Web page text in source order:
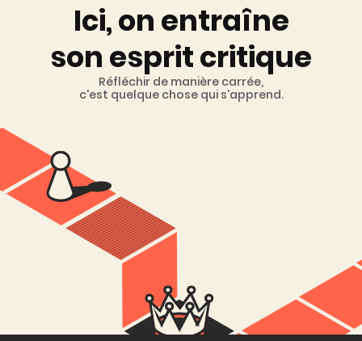
Ici, on entraîne
son esprit critique
Réfléchir de manière carrée,
c'est quelque chose qui s'apprend.